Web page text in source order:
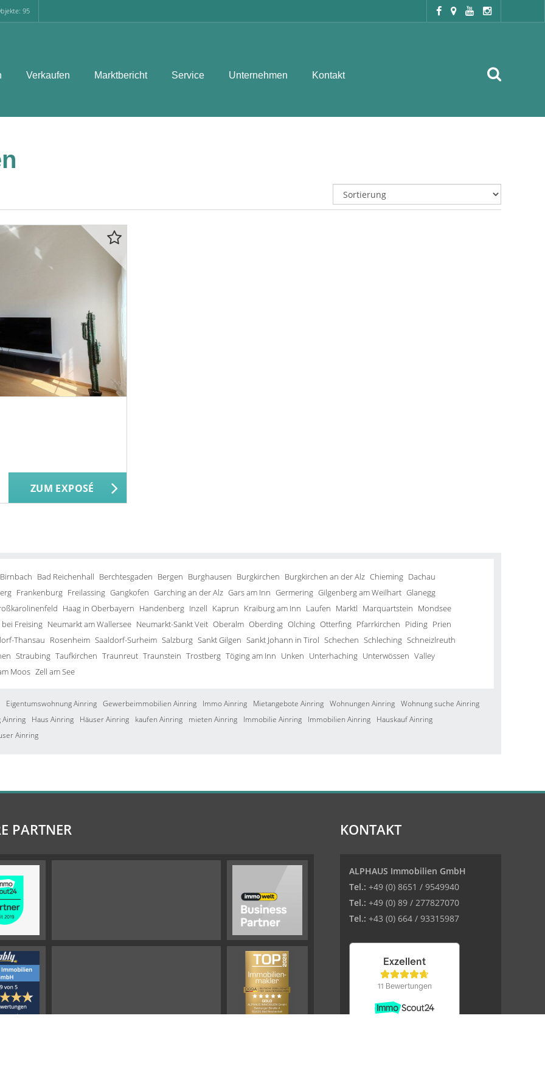
95
Verkaufen Marktbericht Service Unternehmen Kontakt
ZUM EXPOSÉ
Bad Reichenhall Berchtesgaden Bergen Burghausen Burgkirchen Burgkirchen an der Alz Chieming Dachau
Frankenburg Freilassing Gangkofen Garching an der Alz Gars am Inn Germering Gilgenberg am Weilhart Glanegg
Haag in Oberbayern Handenberg Inzell Kaprun Kraiburg am Inn Laufen Marktl Marquartstein Mondsee
Freising Neumarkt am Wallersee Neumarkt-Sankt Veit Oberalm Oberding Olching Otterfing Pfarrkirchen Piding Prien
Thansau Rosenheim Saaldorf-Surheim Salzburg Sankt Gilgen Sankt Johann in Tirol Schechen Schleching Schneizlreuth
Straubing Taufkirchen Traunreut Traunstein Trostberg Töging am Inn Unken Unterhaching Unterwössen Valley
Moos Zell am See
Eigentumswohnung Ainring Gewerbeimmobilien Ainring Immo Ainring Mietangebote Ainring Wohnungen Ainring Wohnung suche Ainring
Ainring
Haus Ainring Häuser Ainring kaufen Ainring mieten Ainring Immobilie Ainring Immobilien Ainring
Hauskauf Ainring
Ainring
PARTNER KONTAKT
ALPHAUS Immobilien GmbH
Tel.: +49 (0) 8651 / 9549940
Tel.: +49 (0) 89 / 277827070
Tel.: +43 (0) 664 / 93315987